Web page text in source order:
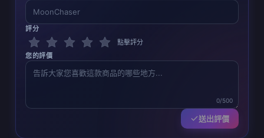
評分
點擊評分
您的評價
0/500
送出評價